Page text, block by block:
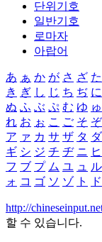
단위기호
일반기호
로마자
아랍어
あ ぁ か が さ ざ た
き ぎ し じ ち ぢ に
ぬ ふ ぶ ぷ む ゆ ゅ
れ お ぉ こ ご そ ぞ
ア ァ カ サ ザ タ ダ
ギ シ ジ チ ヂ ニ ヒ
フ ブ プ ム ユ ュ ル
ォ コ ゴ ソ ゾ ト ド
http://
할 수 있습니다.